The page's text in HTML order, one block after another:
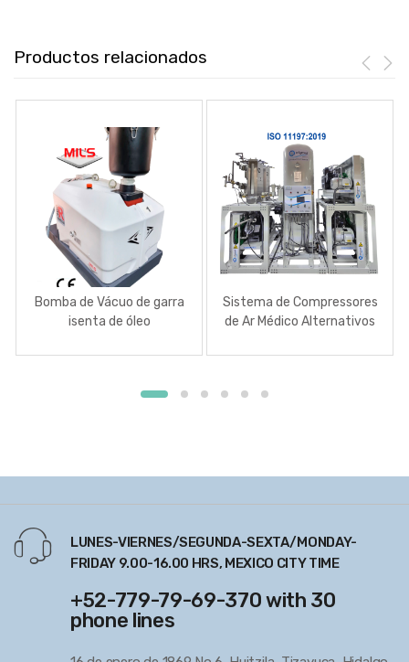
Productos relacionados
Bomba de Vácuo de garra
isenta de óleo
Sistema de Compressores
de Ar Médico Alternativos
LUNES-VIERNES/SEGUNDA-SEXTA/MONDAY-
FRIDAY 9.00-16.00 HRS, MEXICO CITY TIME
+52-779-79-69-370 with 30
phone lines